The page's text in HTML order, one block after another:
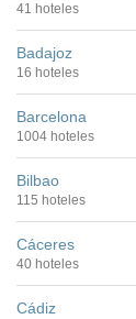
41 hoteles
Badajoz
16 hoteles
Barcelona
1004 hoteles
Bilbao
115 hoteles
Cáceres
40 hoteles
Cádiz